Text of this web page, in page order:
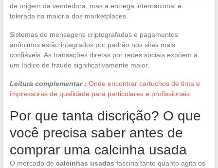
de origem da vendedora, mas a entrega internacional é
tolerada na maioria dos marketplaces.
Sistemas de mensagens criptografadas e pagamentos
anônimos estão integrados por padrão nos sites mais
confiáveis. As transações diretas por redes sociais expõem a
um índice de fraude significativamente maior.
Leitura complementar : Onde encontrar cartuchos de tinta e
impressoras de qualidade para particulares e profissionais
Por que tanta discrição? O que
você precisa saber antes de
comprar uma calcinha usada
O mercado de calcinhas usadas fascina tanto quanto agita os